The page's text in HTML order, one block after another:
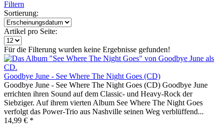
Filtern
Sortierung:
Artikel pro Seite:
Für die Filterung wurden keine Ergebnisse gefunden!
Goodbye June - See Where The Night Goes (CD)
Goodbye June - See Where The Night Goes (CD) Goodbye June
errichten ihren Sound auf dem Classic- und Heavy-Rock der
Siebziger. Auf ihrem vierten Album See Where The Night Goes
verfolgt das Power-Trio aus Nashville seinen Weg verblüffend...
14,99 € *